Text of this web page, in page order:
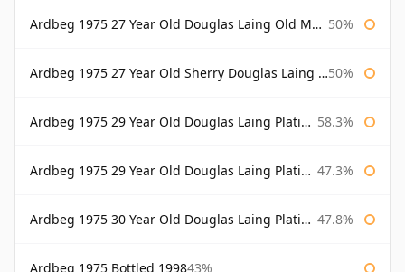
Ardbeg 1975 27 Year Old Douglas Laing Old Malt Cask 50%
Ardbeg 1975 27 Year Old Sherry Douglas Laing Old Malt Cask 50%
Ardbeg 1975 29 Year Old Douglas Laing Platinum Selection 58.3%
Ardbeg 1975 29 Year Old Douglas Laing Platinum Selection Bottled 2004 47.3%
Ardbeg 1975 30 Year Old Douglas Laing Platinum Selection 47.8%
Ardbeg 1975 Bottled 199843%